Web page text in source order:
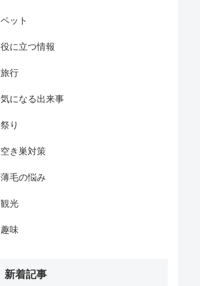
ペット
役に立つ情報
旅行
気になる出来事
祭り
空き巣対策
薄毛の悩み
観光
趣味
新着記事